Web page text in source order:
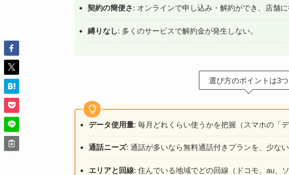
契約の簡便さ: オンラインで申し込み・解約ができ、店舗に
縛りなし: 多くのサービスで解約金が発生しない。
選び方のポイントは3つ
データ使用量: 毎月どれくらい使うかを把握（スマホの「
通話ニーズ: 通話が多いなら無料通話付きプランを、少な
エリアと回線: 住んでいる地域でどの回線（ドコモ、au、